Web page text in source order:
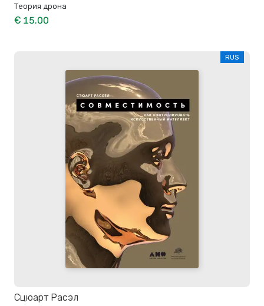
Теория дрона
€ 15.00
RUS
Сцюарт Расэл